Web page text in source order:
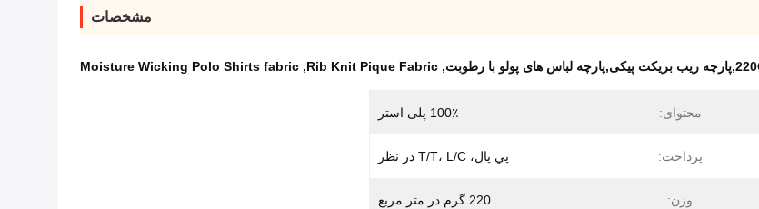
مشخصات
,
Rib Knit Pique Fabric
,
Moisture Wicking Polo Shirts fabric
محتوای: 100٪ پلی استر
پرداخت: پي پال، T/T، L/C در نظر
وزن: 220 گرم در متر مربع